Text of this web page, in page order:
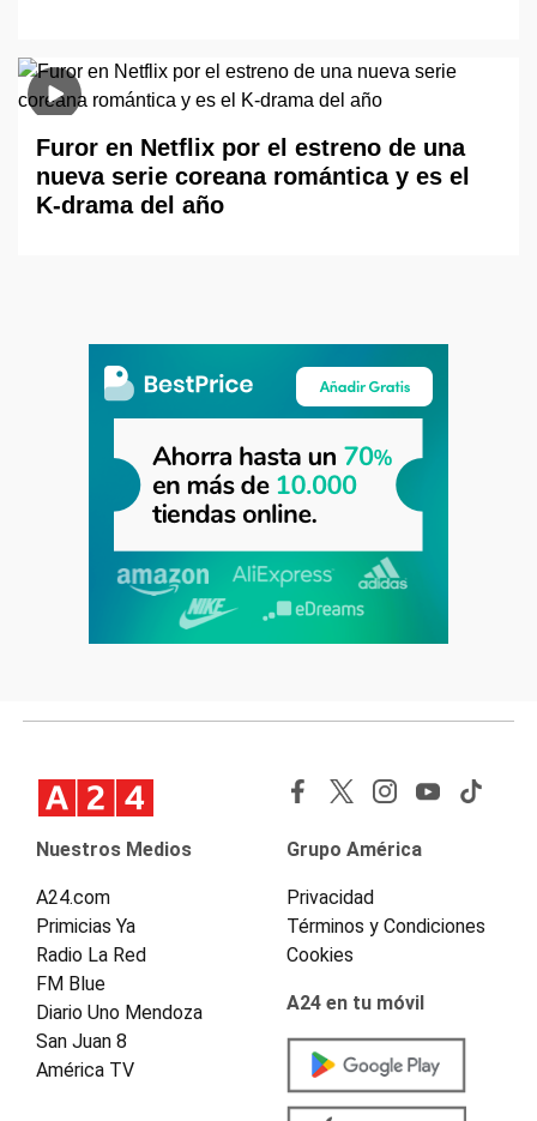
Furor en Netflix por el estreno de una
nueva serie coreana romántica y es el
K-drama del año
Nuestros Medios
A24.com
Primicias Ya
Radio La Red
FM Blue
Diario Uno Mendoza
San Juan 8
América TV
Grupo América
Privacidad
Términos y Condiciones
Cookies
A24 en tu móvil